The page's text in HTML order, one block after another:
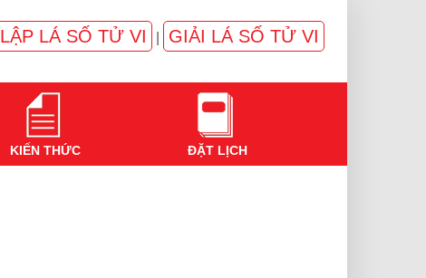
LẬP LÁ SỐ TỬ VI GIẢI LÁ SỐ TỬ VI
KIẾN THỨC ĐẶT LỊCH